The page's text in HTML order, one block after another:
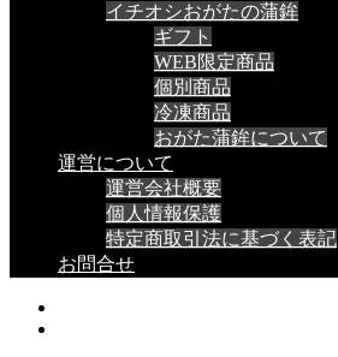
イチオシおがたの蒲鉾
ギフト
WEB限定商品
個別商品
冷凍商品
おがた蒲鉾について
運営について
運営会社概要
個人情報保護
特定商取引法に基づく表記
お問合せ